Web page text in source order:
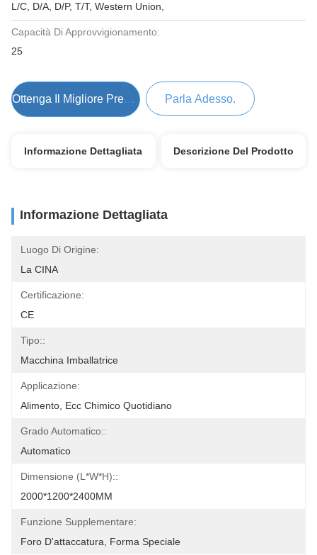
L/C, D/A, D/P, T/T, Western Union,
Capacità Di Approvvigionamento:
25
Ottenga Il Migliore Prezzo Parla Adesso.
Informazione Dettagliata Descrizione Del Prodotto
Informazione Dettagliata
Luogo Di Origine:
La CINA
Certificazione:
CE
Tipo::
Macchina Imballatrice
Applicazione:
Alimento, Ecc Chimico Quotidiano
Grado Automatico::
Automatico
Dimensione (L*W*H)::
2000*1200*2400MM
Funzione Supplementare:
Foro D'attaccatura, Forma Speciale